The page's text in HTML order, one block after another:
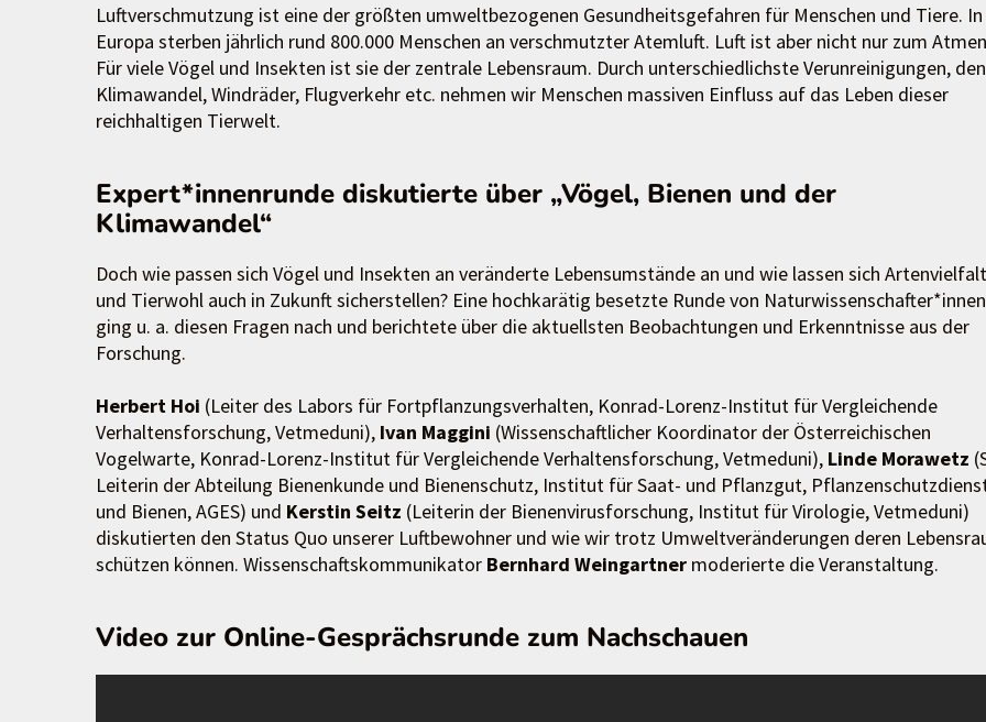
Luftverschmutzung ist eine der größten umweltbezogenen Gesundheitsgefahren für Menschen und Tiere. In
Europa sterben jährlich rund 800.000 Menschen an verschmutzter Atemluft. Luft ist aber nicht nur zum
Für viele Vögel und Insekten ist sie der zentrale Lebensraum. Durch unterschiedlichste Verunreinigungen, den
Klimawandel, Windräder, Flugverkehr etc. nehmen wir Menschen massiven Einfluss auf das Leben dieser
reichhaltigen Tierwelt.
Expert*innenrunde diskutierte über „Vögel, Bienen und der
Klimawandel“
Doch wie passen sich Vögel und Insekten an veränderte Lebensumstände an und wie lassen sich Artenvielfalt
und Tierwohl auch in Zukunft sicherstellen? Eine hochkarätig besetzte Runde von Naturwissenschafter*innen
ging u. a. diesen Fragen nach und berichtete über die aktuellsten Beobachtungen und Erkenntnisse aus der
Forschung.
Herbert Hoi (Leiter des Labors für Fortpflanzungsverhalten, Konrad-Lorenz-Institut für Vergleichende
Verhaltensforschung, Vetmeduni), Ivan Maggini (Wissenschaftlicher Koordinator der Österreichischen
Vogelwarte, Konrad-Lorenz-Institut für Vergleichende Verhaltensforschung, Vetmeduni), Linde Morawetz
Leiterin der Abteilung Bienenkunde und Bienenschutz, Institut für Saat- und Pflanzgut,
und Bienen, AGES) und Kerstin Seitz (Leiterin der Bienenvirusforschung, Institut für Virologie, Vetmeduni)
diskutierten den Status Quo unserer Luftbewohner und wie wir trotz Umweltveränderungen deren
schützen können. Wissenschaftskommunikator Bernhard Weingartner moderierte die Veranstaltung.
Video zur Online-Gesprächsrunde zum Nachschauen